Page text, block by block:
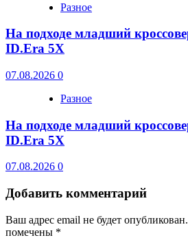
Разное
На подходе младший
ID.Era 5X
07.08.2026 0
Разное
На подходе младший
ID.Era 5X
07.08.2026 0
Добавить комментарий
Ваш адрес email не будет опубликован.
помечены *